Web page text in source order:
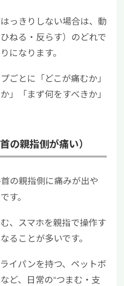
っきりしない場合は、動
ねる・反らす）のどれで
になります。
ごとに「どこが痛むか」
」「まず何をすべきか」
の親指側が痛い）
の親指側に痛みが出や
す。
、スマホを親指で操作す
ることが多いです。
イパンを持つ、ペットボ
ど、日常の“つまむ・支